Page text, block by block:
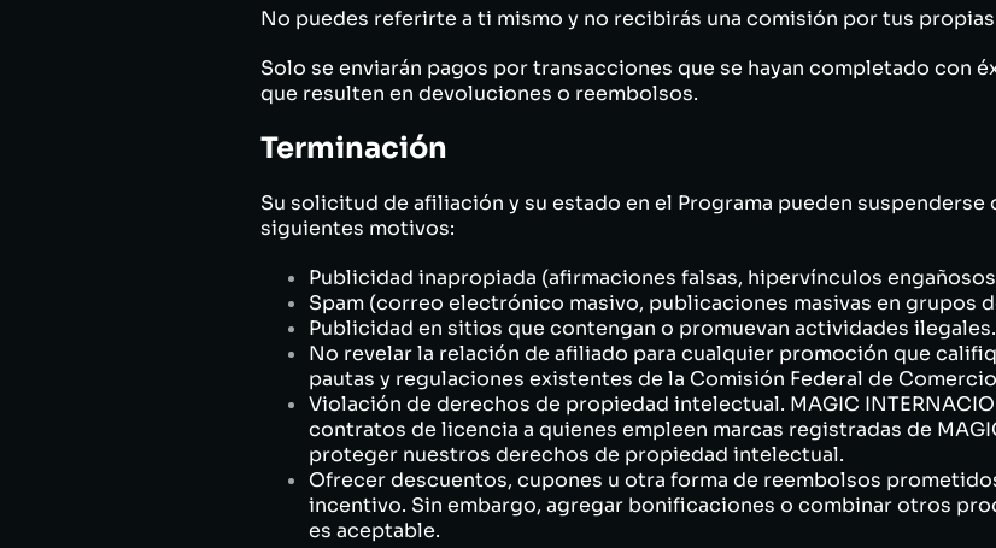
No puedes referirte a ti mismo y no recibirás una comisión por tus
Solo se enviarán pagos por transacciones que se hayan completado con
que resulten en devoluciones o reembolsos.
Terminación
Su solicitud de afiliación y su estado en el Programa pueden
siguientes motivos:
Publicidad inapropiada (afirmaciones falsas, hipervínculos
Spam (correo electrónico masivo, publicaciones masivas en grupos
Publicidad en sitios que contengan o promuevan actividades ilegales.
No revelar la relación de afiliado para cualquier promoción que
pautas y regulaciones existentes de la Comisión Federal de
Violación de derechos de propiedad intelectual. MAGIC
contratos de licencia a quienes empleen marcas registradas de
proteger nuestros derechos de propiedad intelectual.
Ofrecer descuentos, cupones u otra forma de reembolsos
incentivo. Sin embargo, agregar bonificaciones o combinar otros
es aceptable.